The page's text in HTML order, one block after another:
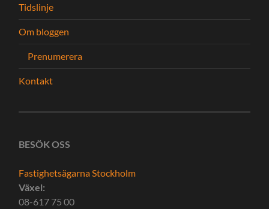
Tidslinje
Om bloggen
Prenumerera
Kontakt
BESÖK OSS
Fastighetsägarna Stockholm
Växel:
08-617 75 00